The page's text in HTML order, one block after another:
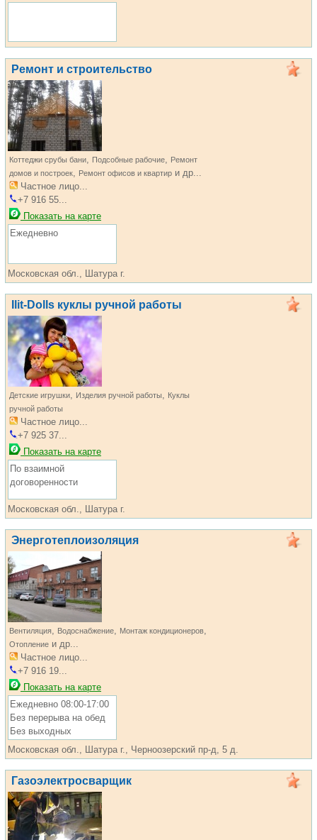
Ремонт и строительство
Коттеджи срубы бани, Подсобные рабочие, Ремонт
домов и построек, Ремонт офисов и квартир и др...
Частное лицо...
+7 916 55...
Показать на карте
Ежедневно
Московская обл., Шатура г.
Ilit-Dolls куклы ручной работы
Детские игрушки, Изделия ручной работы, Куклы
ручной работы
Частное лицо...
+7 925 37...
Показать на карте
По взаимной
договоренности
Московская обл., Шатура г.
Энерготеплоизоляция
Вентиляция, Водоснабжение, Монтаж кондиционеров,
Отопление и др...
Частное лицо...
+7 916 19...
Показать на карте
Ежедневно 08:00-17:00
Без перерыва на обед
Без выходных
Московская обл., Шатура г., Черноозерский пр-д, 5 д.
Газоэлектросварщик